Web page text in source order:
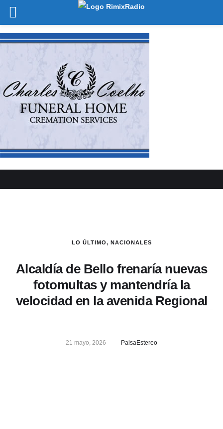
LO ÚLTIMO, NACIONALES
Alcaldía de Bello frenaría nuevas
fotomultas y mantendría la
velocidad en la avenida Regional
21 mayo, 2026 PaisaEstereo